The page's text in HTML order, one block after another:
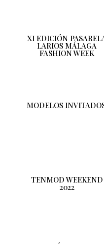
XI EDICIÓN
LARIOS MÁLAGA
FASHION WEEK
MODELOS
TENMOD WEEKEND
2022